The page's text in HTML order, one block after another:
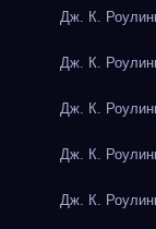
Дж. К.
Дж. К.
Дж. К.
Дж. К.
Дж. К.